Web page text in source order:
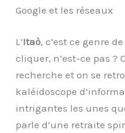
Google et les réseaux
L’Itaò, c’est ce genre
cliquer, n’est-ce pas ?
recherche et on se
kaléidoscope
intrigantes les unes
parle d’une retraite